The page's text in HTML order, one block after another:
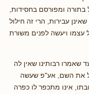
בתורה ומפורסם בחסידות,
עבירות, הרי זה חילול
עצמו ויעשה לפנים משורת
שאמרו רבותינו שאין לה
את השם, אע"פ שעשה
אינו מתכפר לו כפרה